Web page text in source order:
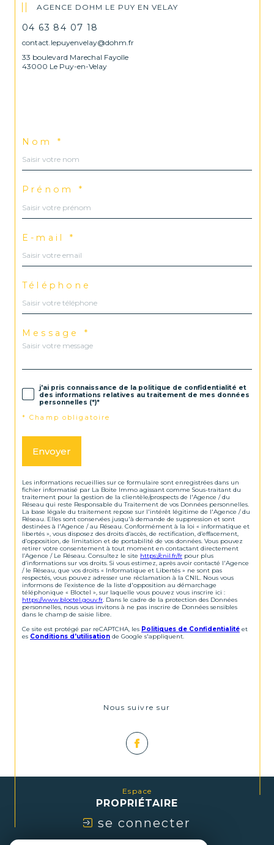
AGENCE DOHM LE PUY EN VELAY
04 63 84 07 18
contact.lepuyenvelay@dohm.fr
33 boulevard Marechal Fayolle
43000 Le Puy-en-Velay
Nom *
Prénom *
E-mail *
Téléphone
Message *
j'ai pris connaissance de la politique de confidentialité et
des informations relatives au traitement de mes données
personnelles (*)*
* Champ obligatoire
Envoyer
Les informations recueillies sur ce formulaire sont enregistrées dans un
fichier informatisé par La Boite Immo agissant comme Sous-traitant du
traitement pour la gestion de la clientèle/prospects de l'Agence / du
Réseau qui reste Responsable du Traitement de vos Données personnelles.
La base légale du traitement repose sur l'intérêt légitime de l'Agence / du
Réseau. Elles sont conservées jusqu'à demande de suppression et sont
destinées à l'Agence / au Réseau. Conformément à la loi « informatique et
libertés », vous disposez des droits d’accès, de rectification, d’effacement,
d’opposition, de limitation et de portabilité de vos données. Vous pouvez
retirer votre consentement à tout moment en contactant directement
l’Agence / Le Réseau. Consultez le site https://cnil.fr/fr pour plus
d’informations sur vos droits. Si vous estimez, après avoir contacté l'Agence
/ le Réseau, que vos droits « Informatique et Libertés » ne sont pas
respectés, vous pouvez adresser une réclamation à la CNIL. Nous vous
informons de l’existence de la liste d'opposition au démarchage
téléphonique « Bloctel », sur laquelle vous pouvez vous inscrire ici :
https://www.bloctel.gouv.fr . Dans le cadre de la protection des Données
personnelles, nous vous invitons à ne pas inscrire de Données sensibles
dans le champ de saisie libre.
Ce site est protégé par reCAPTCHA, les Politiques de Confidentialité et
es Conditions d'utilisation de Google s'appliquent.
Nous suivre sur
Espace
PROPRIÉTAIRE
se connecter